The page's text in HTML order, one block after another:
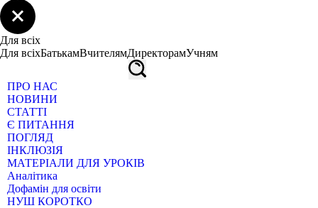
Для всіх
Для всіхБатькамВчителямДиректорамУчням
ПРО НАС
НОВИНИ
СТАТТІ
Є ПИТАННЯ
ПОГЛЯД
ІНКЛЮЗІЯ
МАТЕРІАЛИ ДЛЯ УРОКІВ
Аналітика
Дофамін для освіти
НУШ КОРОТКО